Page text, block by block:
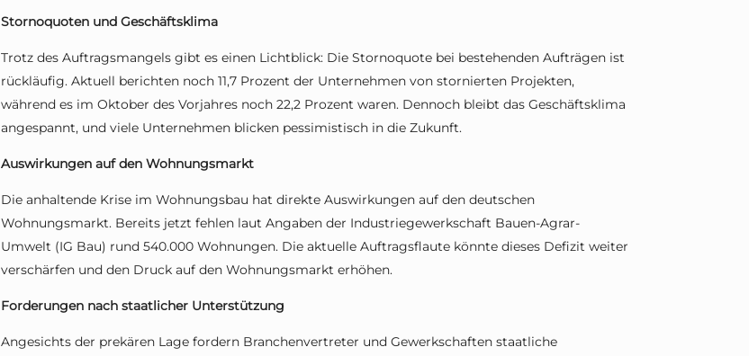
Stornoquoten und Geschäftsklima
Trotz des Auftragsmangels gibt es einen Lichtblick: Die Stornoquote bei bestehenden Aufträgen ist
rückläufig. Aktuell berichten noch 11,7 Prozent der Unternehmen von stornierten Projekten,
während es im Oktober des Vorjahres noch 22,2 Prozent waren. Dennoch bleibt das Geschäftsklima
angespannt, und viele Unternehmen blicken pessimistisch in die Zukunft.
Auswirkungen auf den Wohnungsmarkt
Die anhaltende Krise im Wohnungsbau hat direkte Auswirkungen auf den deutschen
Wohnungsmarkt. Bereits jetzt fehlen laut Angaben der Industriegewerkschaft Bauen-Agrar-
Umwelt (IG Bau) rund 540.000 Wohnungen. Die aktuelle Auftragsflaute könnte dieses Defizit weiter
verschärfen und den Druck auf den Wohnungsmarkt erhöhen.
Forderungen nach staatlicher Unterstützung
Angesichts der prekären Lage fordern Branchenvertreter und Gewerkschaften staatliche